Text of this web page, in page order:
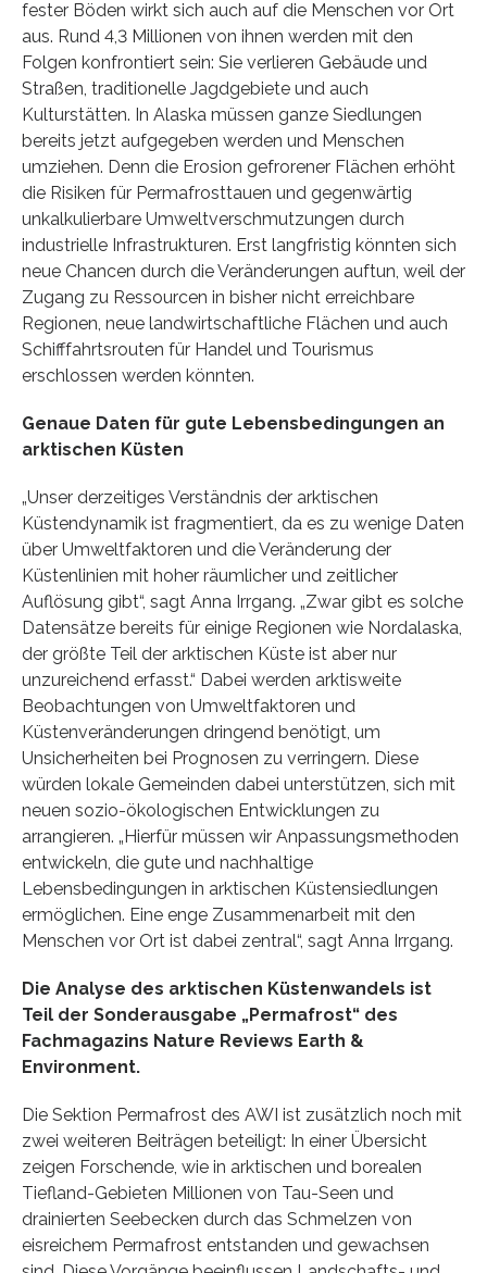
fester Böden wirkt sich auch auf die Menschen vor Ort
aus. Rund 4,3 Millionen von ihnen werden mit den
Folgen konfrontiert sein: Sie verlieren Gebäude und
Straßen, traditionelle Jagdgebiete und auch
Kulturstätten. In Alaska müssen ganze Siedlungen
bereits jetzt aufgegeben werden und Menschen
umziehen. Denn die Erosion gefrorener Flächen erhöht
die Risiken für Permafrosttauen und gegenwärtig
unkalkulierbare Umweltverschmutzungen durch
industrielle Infrastrukturen. Erst langfristig könnten sich
neue Chancen durch die Veränderungen auftun, weil der
Zugang zu Ressourcen in bisher nicht erreichbare
Regionen, neue landwirtschaftliche Flächen und auch
Schifffahrtsrouten für Handel und Tourismus
erschlossen werden könnten.
Genaue Daten für gute Lebensbedingungen an
arktischen Küsten
„Unser derzeitiges Verständnis der arktischen
Küstendynamik ist fragmentiert, da es zu wenige Daten
über Umweltfaktoren und die Veränderung der
Küstenlinien mit hoher räumlicher und zeitlicher
Auflösung gibt“, sagt Anna Irrgang. „Zwar gibt es solche
Datensätze bereits für einige Regionen wie Nordalaska,
der größte Teil der arktischen Küste ist aber nur
unzureichend erfasst.“ Dabei werden arktisweite
Beobachtungen von Umweltfaktoren und
Küstenveränderungen dringend benötigt, um
Unsicherheiten bei Prognosen zu verringern. Diese
würden lokale Gemeinden dabei unterstützen, sich mit
neuen sozio-ökologischen Entwicklungen zu
arrangieren. „Hierfür müssen wir Anpassungsmethoden
entwickeln, die gute und nachhaltige
Lebensbedingungen in arktischen Küstensiedlungen
ermöglichen. Eine enge Zusammenarbeit mit den
Menschen vor Ort ist dabei zentral“, sagt Anna Irrgang.
Die Analyse des arktischen Küstenwandels ist
Teil der Sonderausgabe „Permafrost“ des
Fachmagazins Nature Reviews Earth &
Environment.
Die Sektion Permafrost des AWI ist zusätzlich noch mit
zwei weiteren Beiträgen beteiligt: In einer Übersicht
zeigen Forschende, wie in arktischen und borealen
Tiefland-Gebieten Millionen von Tau-Seen und
drainierten Seebecken durch das Schmelzen von
eisreichem Permafrost entstanden und gewachsen